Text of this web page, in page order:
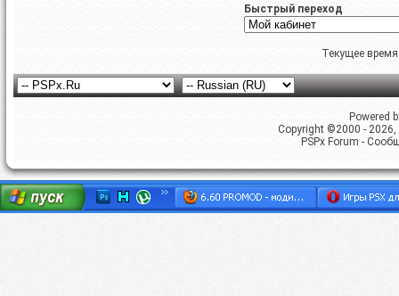
Быстрый переход
Текущее
Powered
Copyright ©2000 -
PSPx Forum -